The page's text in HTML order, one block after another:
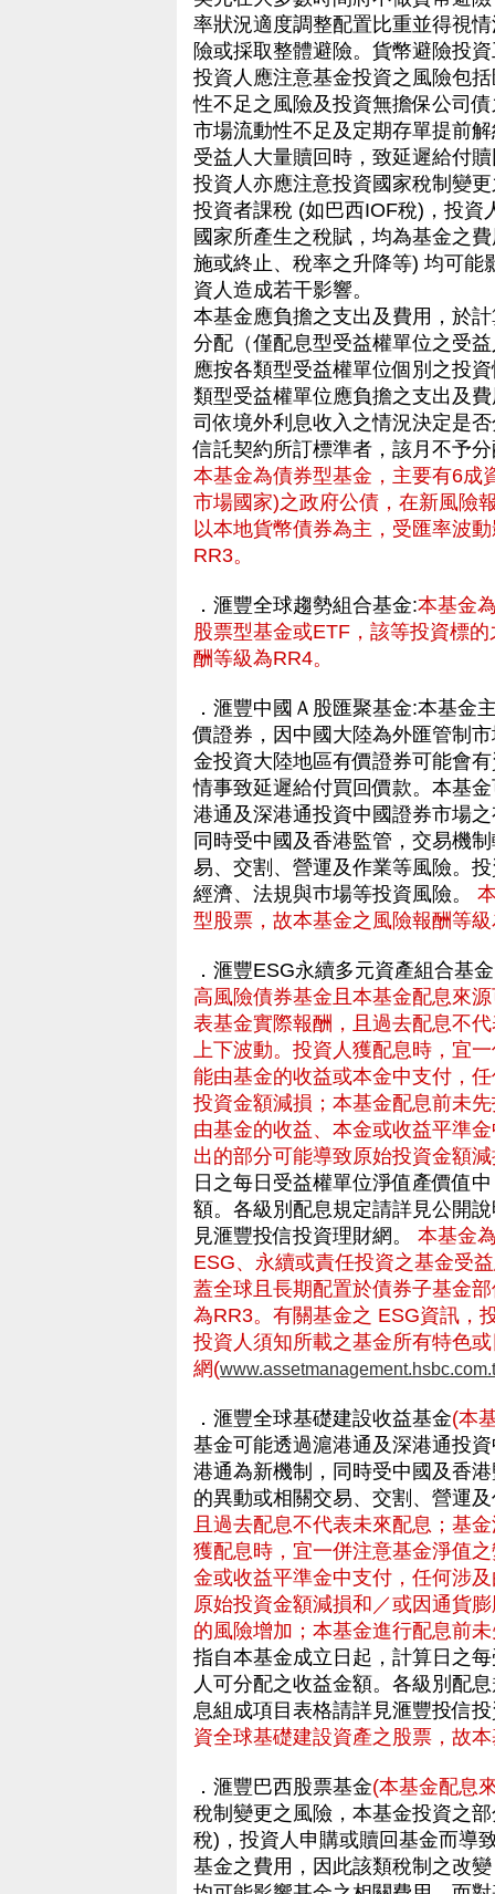
率狀況適度調整配置比重並得視
險或採取整體避險。貨幣避險投
投資人應注意基金投資之風險包
性不足之風險及投資無擔保公司
市場流動性不足及定期存單提前
受益人大量贖回時，致延遲給付
投資人亦應注意投資國家稅制變
投資者課稅 (如巴西IOF稅)，投資
國家所產生之稅賦，均為基金之
施或終止、稅率之升降等) 均可能
資人造成若干影響。
本基金應負擔之支出及費用，於
分配（僅配息型受益權單位之受
應按各類型受益權單位個別之投
類型受益權單位應負擔之支出及
司依境外利息收入之情況決定是
信託契約所訂標準者，該月不予
本基金為債券型基金，主要有6成
市場國家)之政府公債，在新風險
以本地貨幣債券為主，受匯率波
RR3。
．滙豐全球趨勢組合基金:本基金
股票型基金或ETF，該等投資標
酬等級為RR4。
．滙豐中國Ａ股匯聚基金:本基金
價證券，因中國大陸為外匯管制
金投資大陸地區有價證券可能會
情事致延遲給付買回價款。本基
港通及深港通投資中國證券市場
同時受中國及香港監管，交易機
易、交割、營運及作業等風險。
經濟、法規與巿場等投資風險。
型股票，故本基金之風險報酬等
．滙豐ESG永續多元資產組合基金
高風險債券基金且本基金配息來
表基金實際報酬，且過去配息不
上下波動。投資人獲配息時，宜
能由基金的收益或本金中支付，
投資金額減損；本基金配息前未
由基金的收益、本金或收益平準
出的部分可能導致原始投資金額
日之每日受益權單位淨值產價值
額。各級別配息規定請詳見公開
見滙豐投信投資理財網。 本基金
ESG、永續或責任投資之基金受
蓋全球且長期配置於債券子基金
為RR3。有關基金之 ESG資訊，
投資人須知所載之基金所有特色
網(
．滙豐全球基礎建設收益基金(本
基金可能透過滬港通及深港通投
港通為新機制，同時受中國及香
的異動或相關交易、交割、營運
且過去配息不代表未來配息；基
獲配息時，宜一併注意基金淨值
金或收益平準金中支付，任何涉
原始投資金額減損和／或因通貨
的風險增加；本基金進行配息前
指自本基金成立日起，計算日之
人可分配之收益金額。各級別配
息組成項目表格請詳見滙豐投信
資全球基礎建設資產之股票，故
．滙豐巴西股票基金(本基金配息
稅制變更之風險，本基金投資之
稅)，投資人申購或贖回基金而導
基金之費用，因此該類稅制之改